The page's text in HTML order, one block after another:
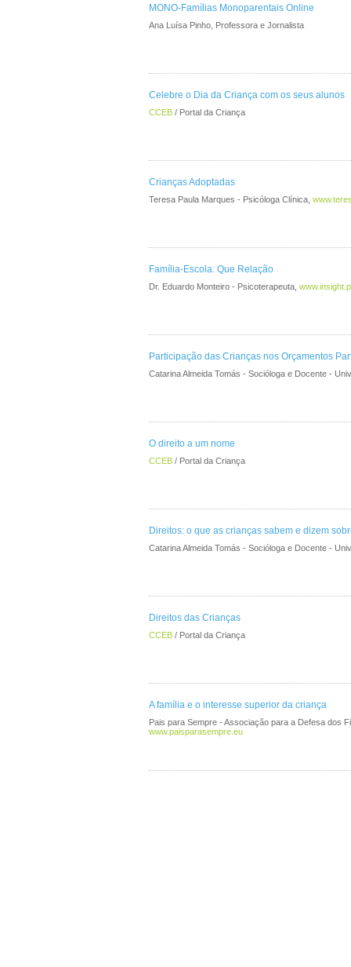
MONO-Famílias Monoparentais Online
Ana Luísa Pinho, Professora e Jornalista
Celebre o Dia da Criança com os seus alunos
CCEB / Portal da Criança
Crianças Adoptadas
Teresa Paula Marques - Psicóloga Clínica,
Família-Escola: Que Relação
Dr. Eduardo Monteiro - Psicoterapeuta,
Participação das Crianças nos Orçamentos
Catarina Almeida Tomás - Socióloga e Docente -
O direito a um nome
CCEB / Portal da Criança
Direitos: o que as crianças sabem e dizem
Catarina Almeida Tomás - Socióloga e Docente -
Direitos das Crianças
CCEB / Portal da Criança
A família e o interesse superior da criança
Pais para Sempre - Associação para a Defesa dos
www.paisparasempre.eu